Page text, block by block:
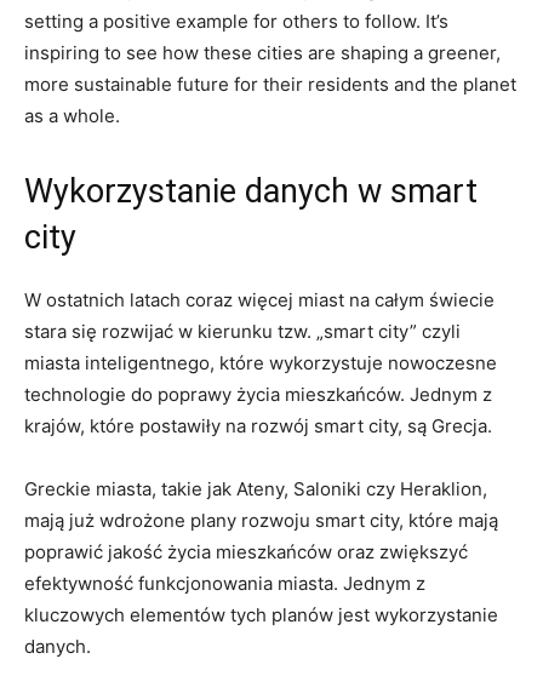
setting a positive example for others to follow. It’s
inspiring to see how these cities are shaping a greener,
more sustainable future for their residents and the planet
as a whole.
Wykorzystanie danych w smart
city
W ostatnich latach coraz więcej miast na całym świecie
stara się rozwijać w kierunku tzw. „smart city” czyli
miasta inteligentnego, które wykorzystuje nowoczesne
technologie do poprawy życia mieszkańców. Jednym z
krajów, które postawiły na rozwój smart city, są Grecja.
Greckie miasta, takie jak Ateny, Saloniki czy Heraklion,
mają już wdrożone plany rozwoju smart city, które mają
poprawić jakość życia mieszkańców oraz zwiększyć
efektywność funkcjonowania miasta. Jednym z
kluczowych elementów tych planów jest wykorzystanie
danych.